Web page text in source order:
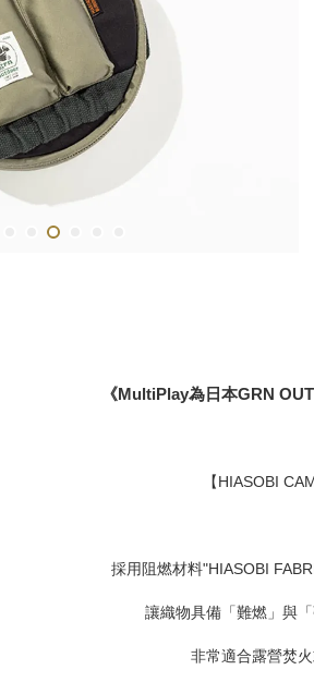
《MultiPlay為日本GRN
【HIASOBI
採用阻燃材料"HIASOBI
讓織物具備「難燃」與
非常適合露營焚